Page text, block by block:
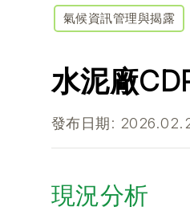
氣候資訊管理與揭露
水泥廠
發布日期:
現況分析